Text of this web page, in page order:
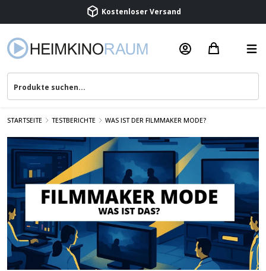
Kostenloser Versand
Beratung & Service
STARTSEITE TESTBERICHTE WAS IST DER FILMMAKER MODE?